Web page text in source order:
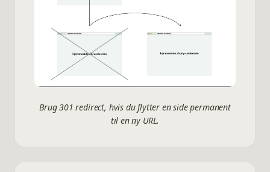
Brug 301 redirect, hvis du flytter en side permanent
til en ny URL.